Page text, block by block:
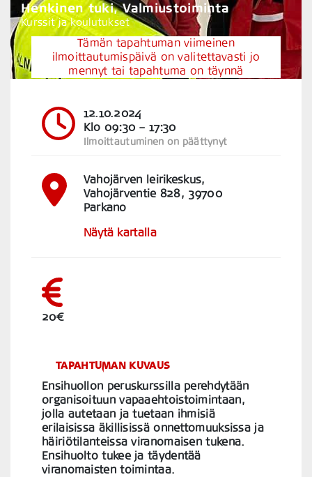
Henkinen tuki, Valmiustoiminta
Kurssit ja koulutukset
Tämän tapahtuman viimeinen
ilmoittautumispäivä on valitettavasti jo
mennyt tai tapahtuma on täynnä
12.10.2024
Klo 09:30 – 17:30
Ilmoittautuminen on päättynyt
Vahojärven leirikeskus,
Vahojärventie 828, 39700
Parkano
Näytä kartalla
20€
TAPAHTUMAN KUVAUS
Ensihuollon peruskurssilla perehdytään
organisoituun vapaaehtoistoimintaan,
jolla autetaan ja tuetaan ihmisiä
erilaisissa äkillisissä onnettomuuksissa ja
häiriötilanteissa viranomaisen tukena.
Ensihuolto tukee ja täydentää
viranomaisten toimintaa.